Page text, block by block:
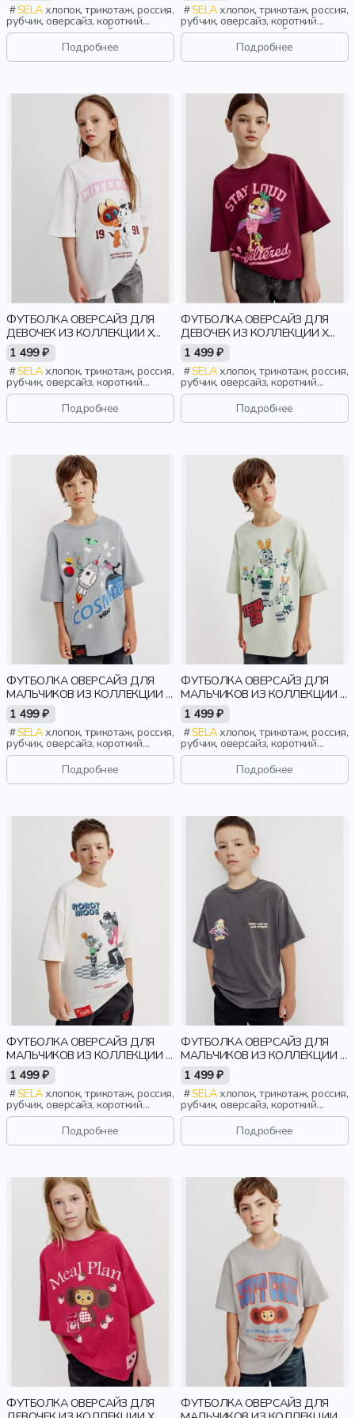
SELAхлопок, трикотаж, россия,
рубчик, оверсайз, короткий
рукав, короткие, свободные,
принт, вырез, круглый вырез,
мальчики, детиПодробнее
SELAхлопок, трикотаж, россия,
рубчик, оверсайз, короткий
рукав, короткие, свободные,
принт, вырез, круглый вырез,
мальчики, детиПодробнее
ФУТБОЛКА ОВЕРСАЙЗ ДЛЯ
ДЕВОЧЕК ИЗ КОЛЛЕКЦИИ X
СОЮЗМУЛЬТФИЛЬМ
1 499 ₽
SELAхлопок, трикотаж, россия,
рубчик, оверсайз, короткий
рукав, прямые, короткие, принт,
вырез, круглый вырез, девочки,
Подробнее
ФУТБОЛКА ОВЕРСАЙЗ ДЛЯ
ДЕВОЧЕК ИЗ КОЛЛЕКЦИИ X
СОЮЗМУЛЬТФИЛЬМ
1 499 ₽
SELAхлопок, трикотаж, россия,
рубчик, оверсайз, короткий
рукав, прямые, короткие, принт,
вырез, круглый вырез, девочки,
Подробнее
ФУТБОЛКА ОВЕРСАЙЗ ДЛЯ
МАЛЬЧИКОВ ИЗ КОЛЛЕКЦИИ X
СОЮЗМУЛЬТФИЛЬМ
1 499 ₽
SELAхлопок, трикотаж, россия,
рубчик, оверсайз, короткий
рукав, прямые, короткие,
свободные, принт, вырез,
круглый вырез, мальчики, дети
Подробнее
ФУТБОЛКА ОВЕРСАЙЗ ДЛЯ
МАЛЬЧИКОВ ИЗ КОЛЛЕКЦИИ X
СОЮЗМУЛЬТФИЛЬМ
1 499 ₽
SELAхлопок, трикотаж, россия,
рубчик, оверсайз, короткий
рукав, прямые, короткие,
свободные, принт, вырез,
круглый вырез, мальчики, дети
Подробнее
ФУТБОЛКА ОВЕРСАЙЗ ДЛЯ
МАЛЬЧИКОВ ИЗ КОЛЛЕКЦИИ X
СОЮЗМУЛЬТФИЛЬМ
1 499 ₽
SELAхлопок, трикотаж, россия,
рубчик, оверсайз, короткий
рукав, прямые, короткие,
свободные, принт, вырез,
круглый вырез, мальчики, дети
Подробнее
ФУТБОЛКА ОВЕРСАЙЗ ДЛЯ
МАЛЬЧИКОВ ИЗ КОЛЛЕКЦИИ X
СОЮЗМУЛЬТФИЛЬМ
1 499 ₽
SELAхлопок, трикотаж, россия,
рубчик, оверсайз, короткий
рукав, прямые, короткие,
свободные, принт, вырез,
круглый вырез, мальчики, дети
Подробнее
ФУТБОЛКА ОВЕРСАЙЗ ДЛЯ
ФУТБОЛКА ОВЕРСАЙЗ ДЛЯ